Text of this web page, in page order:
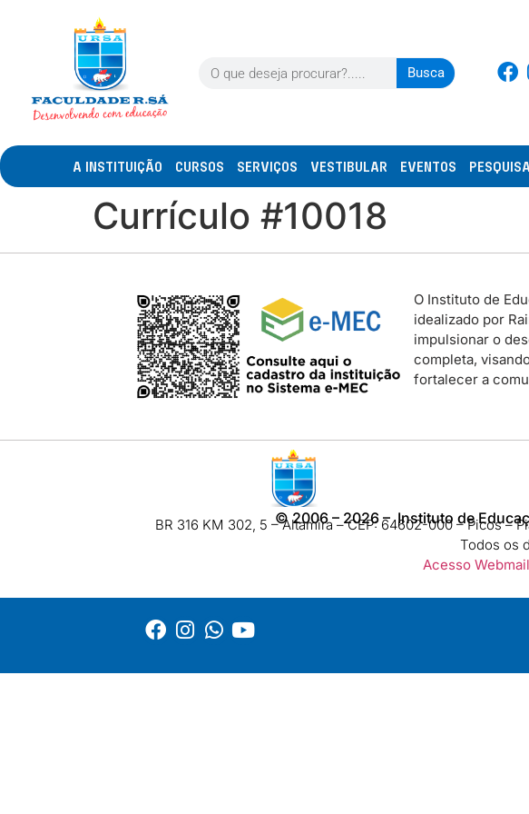
Busca
A INSTITUIÇÃO CURSOS SERVIÇOS VESTIBULAR EVENTOS PESQUISA
Currículo #10018
O Instituto de
idealizado por
impulsionar o
completa,
fortalecer a
©2006 – 2026– Instituto de
BR 316 KM 302, 5 – Altamira – CEP: 64602-000 – Picos –
Todos os
Acesso Webmail